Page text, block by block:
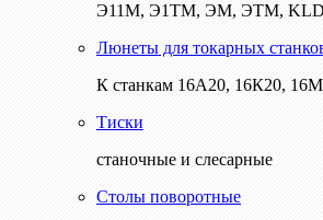
Э11М, Э1ТМ, ЭМ, ЭТМ,
Люнеты для токарных
К станкам 16А20, 16К20,
Тиски
станочные и слесарные
Столы поворотные